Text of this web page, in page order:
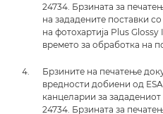
24734. Брзината за
на зададените поставки
на фотохартија Plus
времето за обработка на
Брзините на печатење
вредности добиени од
канцеларии за
24734. Брзината за